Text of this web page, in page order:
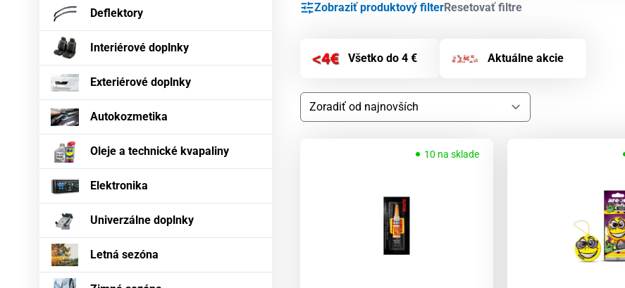
Deflektory
Interiérové doplnky
Exteriérové doplnky
Autokozmetika
Oleje a technické kvapaliny
Elektronika
Univerzálne doplnky
Letná sezóna
Zobraziť produktový filterResetovať filtre
Všetko do 4 € Aktuálne akcie
10 na sklade